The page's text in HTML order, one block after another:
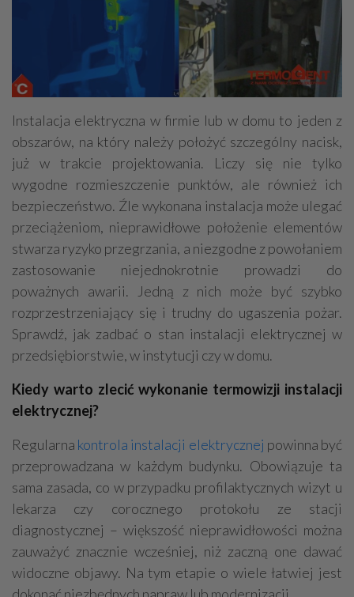
Instalacja elektryczna w firmie lub w domu to jeden z
obszarów, na który należy położyć szczególny nacisk,
już w trakcie projektowania. Liczy się nie tylko
wygodne rozmieszczenie punktów, ale również ich
bezpieczeństwo. Źle wykonana instalacja może ulegać
przeciążeniom, nieprawidłowe położenie elementów
stwarza ryzyko przegrzania, a niezgodne z powołaniem
zastosowanie niejednokrotnie prowadzi do
poważnych awarii. Jedną z nich może być szybko
rozprzestrzeniający się i trudny do ugaszenia pożar.
Sprawdź, jak zadbać o stan instalacji elektrycznej w
przedsiębiorstwie, w instytucji czy w domu.
Kiedy warto zlecić wykonanie termowizji instalacji
elektrycznej?
Regularna kontrola instalacji elektrycznej powinna być
przeprowadzana w każdym budynku. Obowiązuje ta
sama zasada, co w przypadku profilaktycznych wizyt u
lekarza czy corocznego protokołu ze stacji
diagnostycznej – większość nieprawidłowości można
zauważyć znacznie wcześniej, niż zaczną one dawać
widoczne objawy. Na tym etapie o wiele łatwiej jest